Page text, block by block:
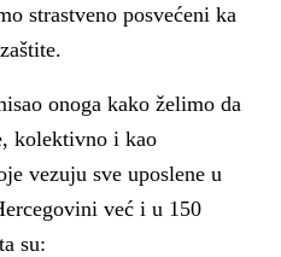
strastveno posvećeni ka
onoga kako želimo da
kolektivno i kao
vezuju sve uposlene u
već i u 150
su: